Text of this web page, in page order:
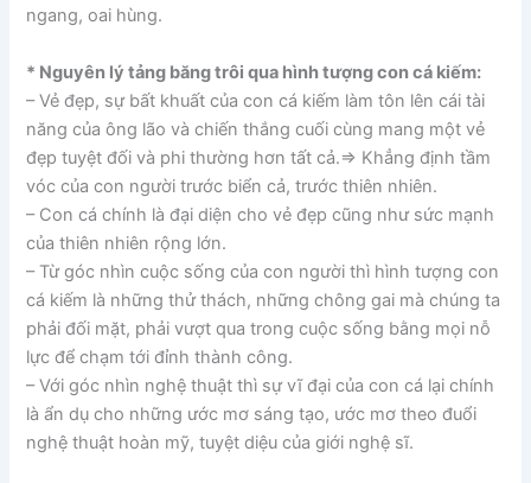
ngang, oai hùng.
* Nguyên lý tảng băng trôi qua hình tượng con cá kiếm:
– Vẻ đẹp, sự bất khuất của con cá kiếm làm tôn lên cái tài
năng của ông lão và chiến thắng cuối cùng mang một vẻ
đẹp tuyệt đối và phi thường hơn tất cả.=> Khẳng định tầm
vóc của con người trước biển cả, trước thiên nhiên.
– Con cá chính là đại diện cho vẻ đẹp cũng như sức mạnh
của thiên nhiên rộng lớn.
– Từ góc nhìn cuộc sống của con người thì hình tượng con
cá kiếm là những thử thách, những chông gai mà chúng ta
phải đối mặt, phải vượt qua trong cuộc sống bằng mọi nỗ
lực để chạm tới đỉnh thành công.
– Với góc nhìn nghệ thuật thì sự vĩ đại của con cá lại chính
là ẩn dụ cho những ước mơ sáng tạo, ước mơ theo đuổi
nghệ thuật hoàn mỹ, tuyệt diệu của giới nghệ sĩ.